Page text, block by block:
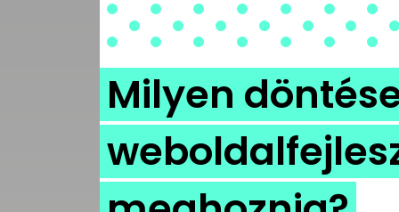
DIZÁJN
DIVAT
HIP
KULT
Milyen